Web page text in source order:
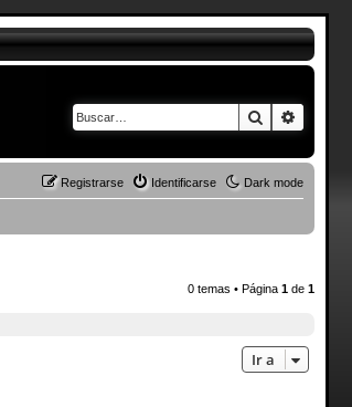
Buscar
Dark mode
Identificarse
Registrarse
0 temas • Página1 de1
Ir a